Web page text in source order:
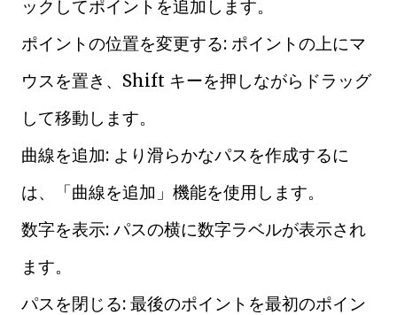
ックしてポイントを追加します。
ポイントの位置を変更する: ポイントの上にマ
ウスを置き、Shift キーを押しながらドラッグ
して移動します。
曲線を追加: より滑らかなパスを作成するに
は、「曲線を追加」機能を使用します。
数字を表示: パスの横に数字ラベルが表示され
ます。
パスを閉じる: 最後のポイントを最初のポイン